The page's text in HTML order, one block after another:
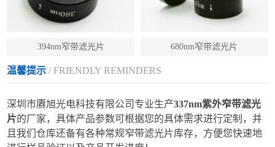
394nm窄带滤光片 680nm窄带滤光片
温馨提示 / FRIENDLY REMINDERS
深圳市赓旭光电科技有限公司专业生产337nm紫外窄带滤光
片的厂家，具体产品参数可根据您的具体需求进行定制，并
且我们仓库还备有各种常规窄带滤光片库存，方便您快速地